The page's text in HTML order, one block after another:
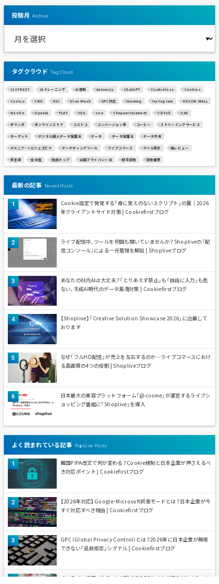
投稿月 Archive
タグクラウド Tag Cloud
11STREET AIトレーニング AI規制 Automizy ChatGPT Cookieless Cookies
Costco CRO D2C Elon Musk GPC対応 iGaming Instagram KOLON MALL
Nestle OpenAI PLAY SEG seo Shoppertainment TikTok UAE
オランダ オンラインストア コストコ コンバージョン率 コーヒー ストリーミングサービス
ターゲット デジタル個人データ保護法 データ データ保護法 データ共有
ボスニア・ヘルツェゴビナ マーケティングツール ライブコマース ラベル表示 偽レビュー
多言語 安全性 独自チップ 米国プライバシー法 航空貨物 貨物業界
最新の記事 Recent Posts
Cookie設定で発覚する「身に覚えのないスクリプト」の罠｜2026
年クライアントサイド対策 | Cookiefirstブログ
ライブ配信中、ツールを何個も開いていませんか？Shopliveの『配
信コンソール』による一元管理を解説 | Shopliveブログ
あなたの社内AIは大丈夫？「とりあえず禁止」も「自由に入力」も危
ない、生成AI時代のデータ漏洩対策 | Cookiefirstブログ
【Shoplive】「Creative Solution Showcase 2026」に出展して
おります
なぜ「フルHD配信」が売上を左右するのか—ライブコマースにおけ
る高画質の4つの役割 | Shopliveブログ
日本最大の美容プラットフォーム「@cosme」が運営するライブシ
ョッピング番組に「Shoplive」を導入
よく読まれている記事 Poplular Posts
韓国PIPA改正で何が変わる？Cookie規制と日本企業が押さえるべ
き対応ポイント | Cookiefirstブログ
【2026年対応】Google・Microsoft同意モードとは？日本企業が今
すぐ対応すべき理由 | Cookiefirstブログ
GPC（Global Privacy Control）とは？2026年に日本企業が無視
できない「追跡拒否」シグナル | Cookiefirstブログ
オンライン接客の失敗、なぜ起きる？ECサイトが陥りがちな3つの